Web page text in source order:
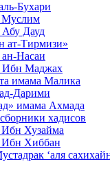
Бухари
Муслим
Дауд
ат-Тирмизи»
Насаи
Ибн Маджах
имама Малика
Дарими
имама Ахмада
хадисов
Хузайма
Ибн Хиббан
‘аля